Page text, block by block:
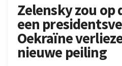
Zelensky zou
een
Oekraïne
nieuwe peiling